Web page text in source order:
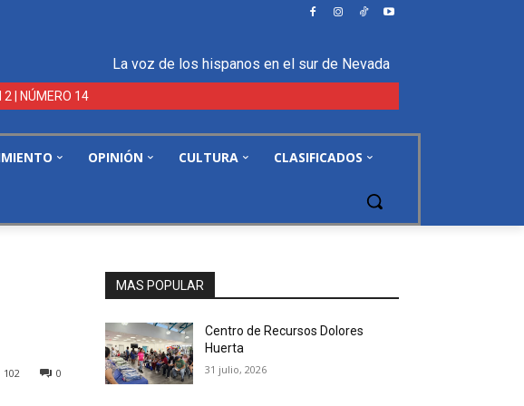
La voz de los hispanos en el sur de Nevada
2 | NÚMERO 14
OPINIÓN CULTURA CLASIFICADOS
0
102
MAS POPULAR
Centro de Recursos Dolores
Huerta
31 julio, 2026